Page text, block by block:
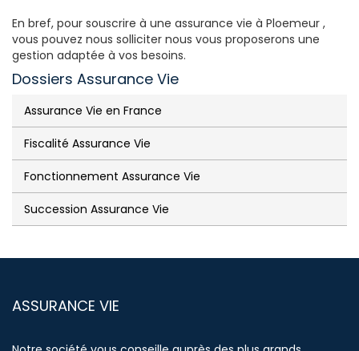
En bref, pour souscrire à une assurance vie à Ploemeur ,
vous pouvez nous solliciter nous vous proposerons une
gestion adaptée à vos besoins.
Dossiers Assurance Vie
Assurance Vie en France
Fiscalité Assurance Vie
Fonctionnement Assurance Vie
Succession Assurance Vie
ASSURANCE VIE